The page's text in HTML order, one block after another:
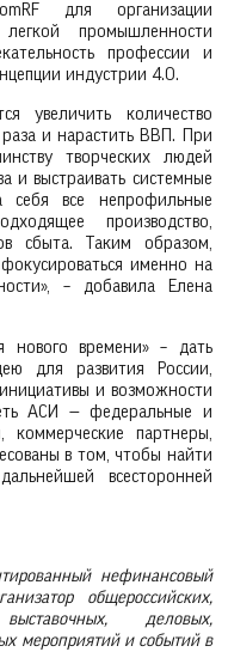
для организации
промышленности
профессии и
индустрии 4.0.
увеличить количество
и нарастить ВВП. При
творческих людей
и выстраивать системные
все непрофильные
производство,
сбыта. Таким образом,
именно на
– добавила Елена
нового времени» – дать
для развития России,
и возможности
АСИ — федеральные и
коммерческие партнеры,
в том, чтобы найти
всесторонней
нефинансовый
общероссийских,
деловых,
мероприятий и событий в